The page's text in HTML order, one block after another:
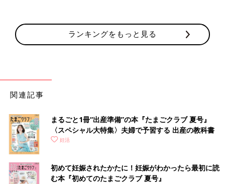
ランキングをもっと見る
関連記事
まるごと1冊“出産準備”の本『たまごクラブ 夏号』
〈スペシャル大特集〉夫婦で予習する 出産の教科書
妊活
初めて妊娠されたかたに！妊娠がわかったら最初に読
む本『初めてのたまごクラブ 夏号』